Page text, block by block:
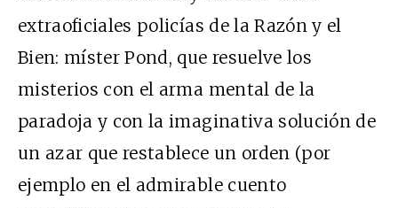
extraoficiales policías de la Razón y el
Bien: míster Pond, que resuelve los
misterios con el arma mental de la
paradoja y con la imaginativa solución de
un azar que restablece un orden (por
ejemplo en el admirable cuento